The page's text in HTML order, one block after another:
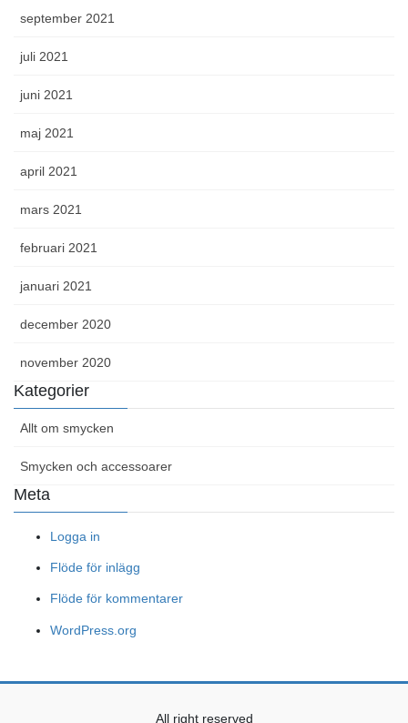
september 2021
juli 2021
juni 2021
maj 2021
april 2021
mars 2021
februari 2021
januari 2021
december 2020
november 2020
Kategorier
Allt om smycken
Smycken och accessoarer
Meta
Logga in
Flöde för inlägg
Flöde för kommentarer
WordPress.org